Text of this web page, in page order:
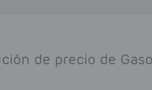
de precio de